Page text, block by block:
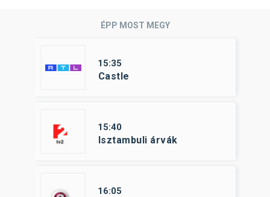
ÉPP MOST MEGY
15:35
Castle
15:40
Isztambuli árvák
16:05